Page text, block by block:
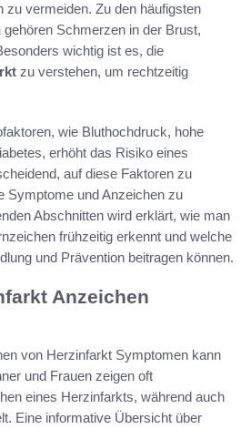
zu vermeiden. Zu den häufigsten
gehören Schmerzen in der Brust,
wichtig ist es, die
zu verstehen, um rechtzeitig
wie Bluthochdruck, hohe
erhöht das Risiko eines
auf diese Faktoren zu
Symptome und Anzeichen zu
Abschnitten wird erklärt, wie man
frühzeitig erkennt und welche
und Prävention beitragen können.
Anzeichen
von Herzinfarkt Symptomen kann
und Frauen zeigen oft
eines Herzinfarkts, während auch
Eine informative Übersicht über